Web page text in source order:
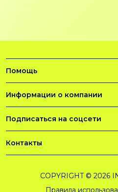
Помощь
Информации о компании
Подписаться на соцсети
Контакты
COPYRIGHT © 2026
Правила